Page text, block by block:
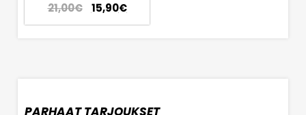
21,00€ 15,90€
PARHAAT TARJOUKSET